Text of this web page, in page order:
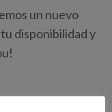
un nuevo
disponibilidad y